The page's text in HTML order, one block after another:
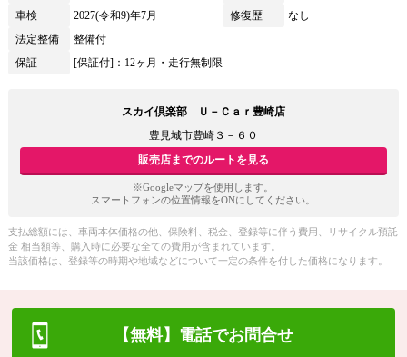
車検
2027(令和9)年7月 修復歴
なし
法定整備
整備付
保証
[保証付]：12ヶ月・走行無制限
スカイ倶楽部 Ｕ－Ｃａｒ豊崎店
豊見城市豊崎３－６０
販売店までのルートを見る
※Googleマップを使用します。
スマートフォンの位置情報をONにしてください。
支払総額には、車両本体価格の他、保険料、税金、登録等に伴う費用、リサイクル預託
金 相当額等、購入時に必要な全ての費用が含まれています。
当該価格は、登録等の時期や地域などについて一定の条件を付した価格になります。
【無料】電話でお問合せ